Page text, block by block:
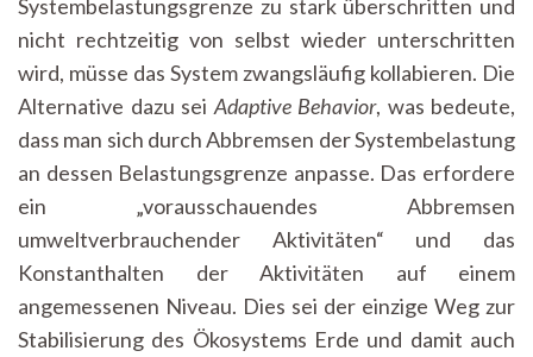
Systembelastungsgrenze zu stark überschritten und
nicht rechtzeitig von selbst wieder unterschritten
wird, müsse das System zwangsläufig kollabieren. Die
Alternative dazu sei Adaptive Behavior, was bedeute,
dass man sich durch Abbremsen der Systembelastung
an dessen Belastungsgrenze anpasse. Das erfordere
ein „vorausschauendes Abbremsen
umweltverbrauchender Aktivitäten“ und das
Konstanthalten der Aktivitäten auf einem
angemessenen Niveau. Dies sei der einzige Weg zur
Stabilisierung des Ökosystems Erde und damit auch